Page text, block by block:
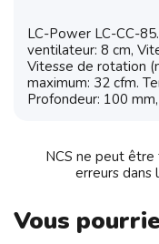
LC-Power LC-CC-
ventilateur: 8 cm,
Vitesse de rotation
maximum: 32 cfm.
Profondeur: 100
NCS ne peut
erreurs dans
Vous